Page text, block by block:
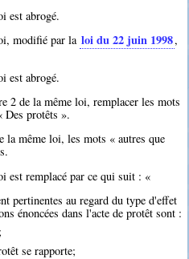
est abrogé.
modifié par la loi du 22 juin 1998,
est abrogé.
2 de la même loi, remplacer les mots
Des protêts ».
la même loi, les mots « autres que
est remplacé par ce qui suit : «
pertinentes au regard du type d'effet
énoncées dans l'acte de protêt sont :
se rapporte;